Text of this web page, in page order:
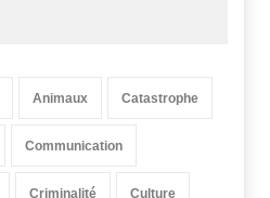
Animaux Catastrophe
Communication
Criminalité Culture